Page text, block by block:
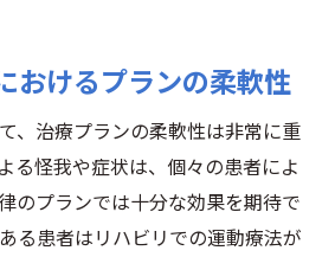
おけるプランの柔軟性
、治療プランの柔軟性は非常に重
る怪我や症状は、個々の患者によ
のプランでは十分な効果を期待で
る患者はリハビリでの運動療法が